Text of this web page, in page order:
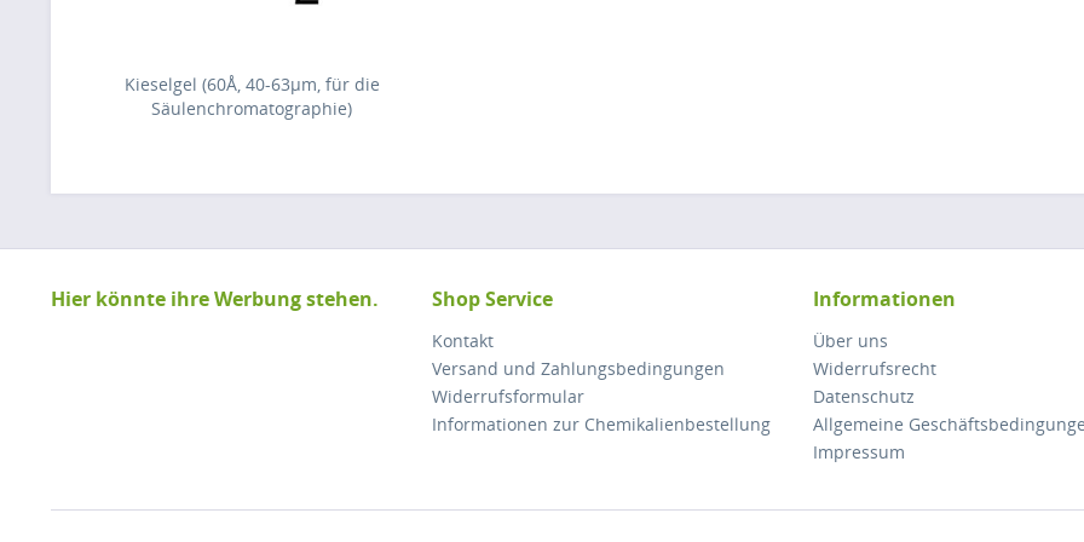
Kieselgel (60Å, 40-63µm, für die
Säulenchromatographie)
Hier könnte ihre Werbung stehen. Shop Service
Kontakt
Versand und Zahlungsbedingungen
Widerrufsformular
Informationen zur Chemikalienbestellung
Informationen
Über uns
Widerrufsrecht
Datenschutz
Allgemeine
Impressum